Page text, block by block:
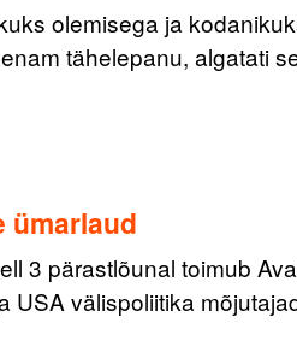
olemisega ja
tähelepanu, algatati
ümarlaud
3 pärastlõunal toimub
USA välispoliitika